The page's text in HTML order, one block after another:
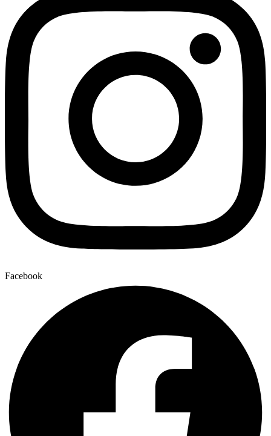
Facebook